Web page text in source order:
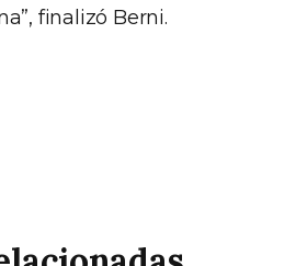
finalizó Berni.